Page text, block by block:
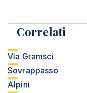
Correlati
Via Gramsci
Sovrappasso
Alpini